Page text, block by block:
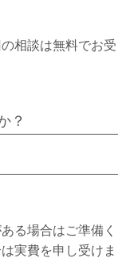
相談は無料でお受
？
る場合はご準備く
実費を申し受けま